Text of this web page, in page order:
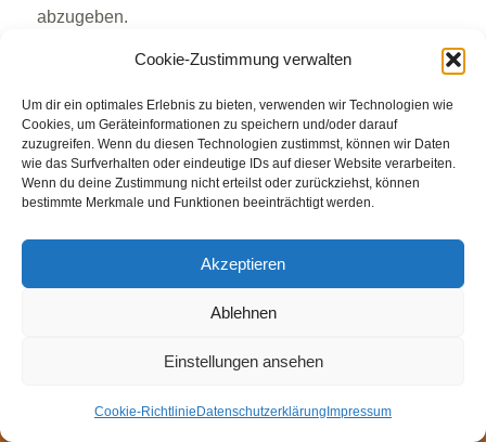
Cookie-Zustimmung verwalten
Um dir ein optimales Erlebnis zu bieten, verwenden wir Technologien wie
Cookies, um Geräteinformationen zu speichern und/oder darauf
zuzugreifen. Wenn du diesen Technologien zustimmst, können wir Daten
wie das Surfverhalten oder eindeutige IDs auf dieser Website verarbeiten.
Wenn du deine Zustimmung nicht erteilst oder zurückziehst, können
bestimmte Merkmale und Funktionen beeinträchtigt werden.
Akzeptieren
Ablehnen
Einstellungen ansehen
Cookie-Richtlinie Datenschutzerklärung Impressum
abzugeben.
© Weingut Thomas Steigelmann
HOME AKTUELLES WEINGUT SHOP FEWOS
KONTAKT